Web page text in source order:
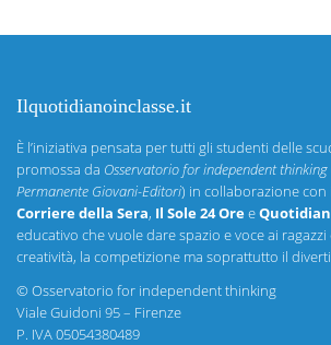
Ilquotidianoinclasse.it
È l’iniziativa pensata per tutti gli studenti delle
promossa da Osservatorio for independent thinking
Permanente Giovani-Editori) in collaborazione con
Corriere della Sera, Il Sole 24 Oree
educativo che vuole dare spazio e voce ai ragazzi
creatività, la competizione ma soprattutto il
©Osservatorio for independent thinking
Viale Guidoni 95 – Firenze
P. IVA 05054380489